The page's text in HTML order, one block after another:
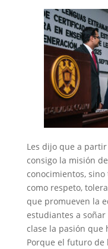
Les dijo que a
consigo la misión
conocimientos,
como respeto,
que promueven la
estudiantes a
clase la pasión que
Porque el futuro de